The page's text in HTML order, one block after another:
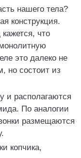
нашего тела?
конструкция.
что
это далеко не
но состоит из
и располагаются
По аналогии
размещаются
копчика,